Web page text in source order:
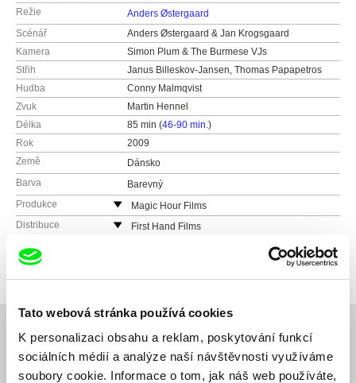
Tato webová stránka používá cookies
K personalizaci obsahu a reklam, poskytování funkcí
sociálních médií a analýze naší návštěvnosti využíváme
soubory cookie. Informace o tom, jak náš web používáte,
Režie
Anders Østergaard
Scénář
Anders Østergaard & Jan Krogsgaard
Kamera
Simon Plum & The Burmese VJs
Střih
Janus Billeskov-Jansen, Thomas Papapetros
Hudba
Conny Malmqvist
Zvuk
Martin Hennel
Délka
85 min (46-90 min.)
Rok
2009
Země
Dánsko
Barva
Barevný
Produkce
Magic Hour Films
Dánsko
Distribuce
First Hand Films
Švýcarsko
mobil: (0041) 443 122 060
e-mail: info@firsthandfilms.com
Festivaly
Oscar® nominated for Best Documentary
More than 150 festivals worldwide, 47
Cinema for Peace)
Award (Best Cinema Doc.), CPH:DOX (Winner
Main & Amnesty Award), Sundance (Winner
Související filmy (20)